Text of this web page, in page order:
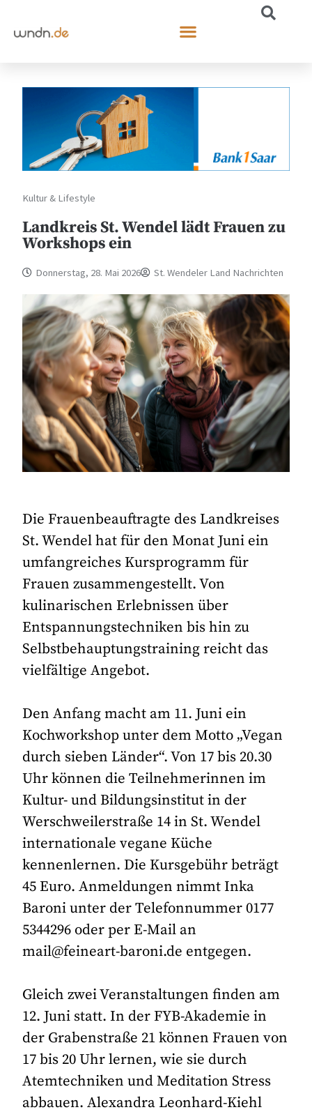
Kultur & Lifestyle
Landkreis St. Wendel lädt Frauen zu
Workshops ein
Donnerstag, 28. Mai 2026 St. Wendeler Land Nachrichten
Die Frauenbeauftragte des Landkreises
St. Wendel hat für den Monat Juni ein
umfangreiches Kursprogramm für
Frauen zusammengestellt. Von
kulinarischen Erlebnissen über
Entspannungstechniken bis hin zu
Selbstbehauptungstraining reicht das
vielfältige Angebot.
Den Anfang macht am 11. Juni ein
Kochworkshop unter dem Motto „Vegan
durch sieben Länder“. Von 17 bis 20.30
Uhr können die Teilnehmerinnen im
Kultur- und Bildungsinstitut in der
Werschweilerstraße 14 in St. Wendel
internationale vegane Küche
kennenlernen. Die Kursgebühr beträgt
45 Euro. Anmeldungen nimmt Inka
Baroni unter der Telefonnummer 0177
5344296 oder per E-Mail an
mail@feineart-baroni.de entgegen.
Gleich zwei Veranstaltungen finden am
12. Juni statt. In der FYB-Akademie in
der Grabenstraße 21 können Frauen von
17 bis 20 Uhr lernen, wie sie durch
Atemtechniken und Meditation Stress
abbauen. Alexandra Leonhard-Kiehl